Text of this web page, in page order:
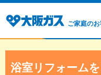
ご家庭のお
浴室リフォーム